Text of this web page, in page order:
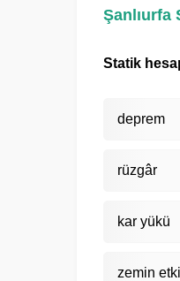
Şanlıurfa
Statik
deprem
rüzgâr
kar yükü
zemin